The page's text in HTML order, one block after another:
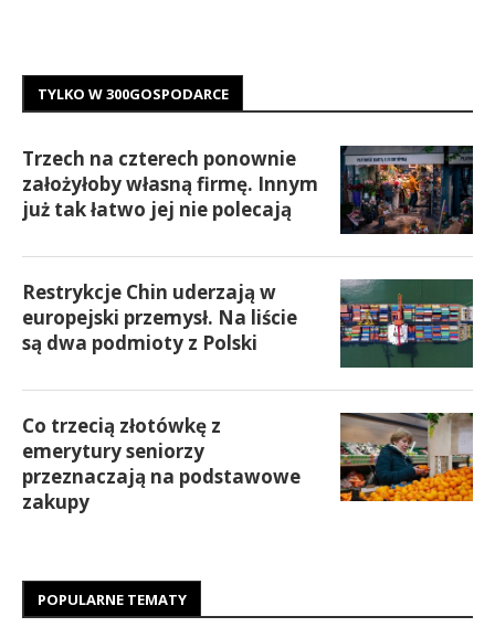
TYLKO W 300GOSPODARCE
Trzech na czterech ponownie
założyłoby własną firmę. Innym
już tak łatwo jej nie polecają
Restrykcje Chin uderzają w
europejski przemysł. Na liście
są dwa podmioty z Polski
Co trzecią złotówkę z
emerytury seniorzy
przeznaczają na podstawowe
zakupy
POPULARNE TEMATY